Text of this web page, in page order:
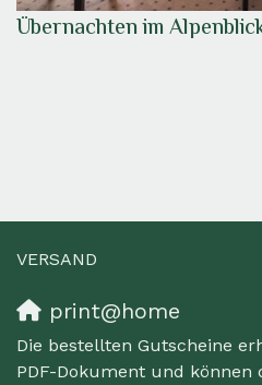
Übernachten im
VERSAND
print@home
Die bestellten Gutscheine
PDF-Dokument und können